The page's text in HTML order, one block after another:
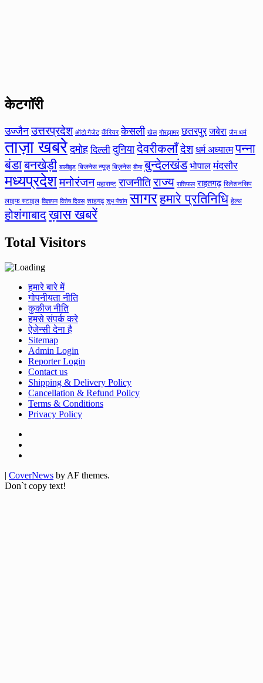
केटगॉरी
उज्जैन उत्तरप्रदेश ऑटो गैजेट कॅरियर केसली खेल गौरझामर छतरपुर जबेरा जैन धर्म
ताज़ा खबरे दमोह दिल्ली दुनिया देवरीकलाँदेश धर्म अध्यात्म पन्ना
बंडाबनखेड़ी बालीबुड बिजनेस न्यूज़ बिज़नेस बीना बुन्देलखंड भोपाल मंदसौर
मध्यप्रदेशमनोरंजन महाराष्ट राजनीतिराज्य राशिफल राहतगढ़ रिलेशनसिप
लाइफ स्टाइल विज्ञापन विशेष दिवस शाहगढ़ शुभ पंचांग सागरहमारे प्रतिनिधि हेल्थ
होशंगाबादख़ास खबरें
Total Visitors
हमारे बारे में
गोपनीयता नीति
कुकीज नीति
हमसे संपर्क करे
ऐजेन्सी देना है
Sitemap
Admin Login
Reporter Login
Contact us
Shipping & Delivery Policy
Cancellation & Refund Policy
Terms & Conditions
Privacy Policy
| CoverNews by AF themes.
Don`t copy text!